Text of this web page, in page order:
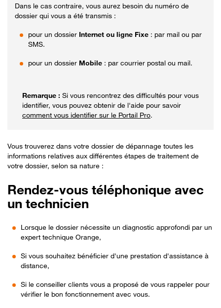
Dans le cas contraire, vous aurez besoin du numéro de
dossier qui vous a été transmis :
pour un dossier Internet ou ligne Fixe : par mail ou par
SMS.
pour un dossier Mobile : par courrier postal ou mail.
Si vous rencontrez des difficultés pour vous
identifier, vous pouvez obtenir de l'aide pour savoir
comment vous identifier sur le Portail Pro.
Vous trouverez dans votre dossier de dépannage toutes les
informations relatives aux différentes étapes de traitement de
votre dossier, selon sa nature :
Rendez-vous téléphonique avec
un technicien
Lorsque le dossier nécessite un diagnostic approfondi par un
expert technique Orange,
Si vous souhaitez bénéficier d'une prestation d'assistance à
distance,
Si le conseiller clients vous a proposé de vous rappeler pour
vérifier le bon fonctionnement avec vous.